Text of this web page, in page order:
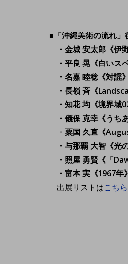
■「沖縄美術の流れ」
・金城 安太郎《伊
・平良 晃《白いス
・名嘉 睦稔《対謡
・長嶺 斉《
・知花 均《境界域
・儀保 克幸《うち
・粟国 久直《
・与那覇 大智《光
・照屋 勇賢《「
・富本 実《1967年
出展リストはこちら